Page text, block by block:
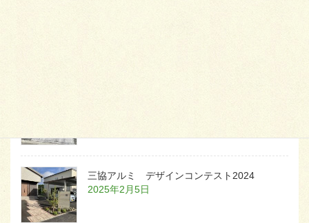
三協アルミ デザインコンテスト2024
2025年2月5日